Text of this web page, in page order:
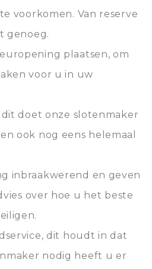
voorkomen. Van reserve
genoeg.
plaatsen, om
voor u in uw
doet onze slotenmaker
ook nog eens helemaal
inbraakwerend en geven
over hoe u het beste
dit houdt in dat
nodig heeft u er